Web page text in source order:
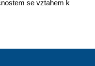
se vztahem k